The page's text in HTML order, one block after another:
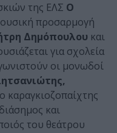
της ΕΛΣ Ο
προσαρμογή
Δημόπουλου και
για σχολεία
οι μονωδοί
καραγκιοζοπαίχτης
και
του θεάτρου